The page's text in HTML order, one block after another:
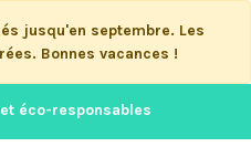
jusqu'en septembre. Les
Bonnes vacances !
éco-responsables